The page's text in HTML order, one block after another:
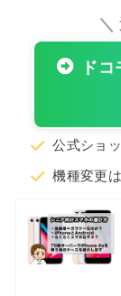
＼
ド
公式ショ
機種変更